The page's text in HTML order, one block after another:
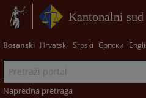
Kantonalni
Bosanski Hrvatski Srpski Српски
Napredna pretraga